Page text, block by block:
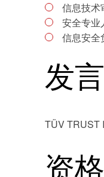
信息技术
安全专业
信息安全
发
TÜV TRUST
资